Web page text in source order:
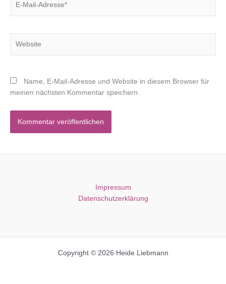
Mail-
Name, E-Mail-Adresse und Website in diesem Browser für
meinen nächsten Kommentar speichern.
Impressum
Datenschutzerklärung
Copyright © 2026 Heide Liebmann